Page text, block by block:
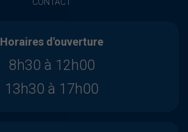
Horaires d'ouverture
8h30 à 12h00
13h30 à 17h00